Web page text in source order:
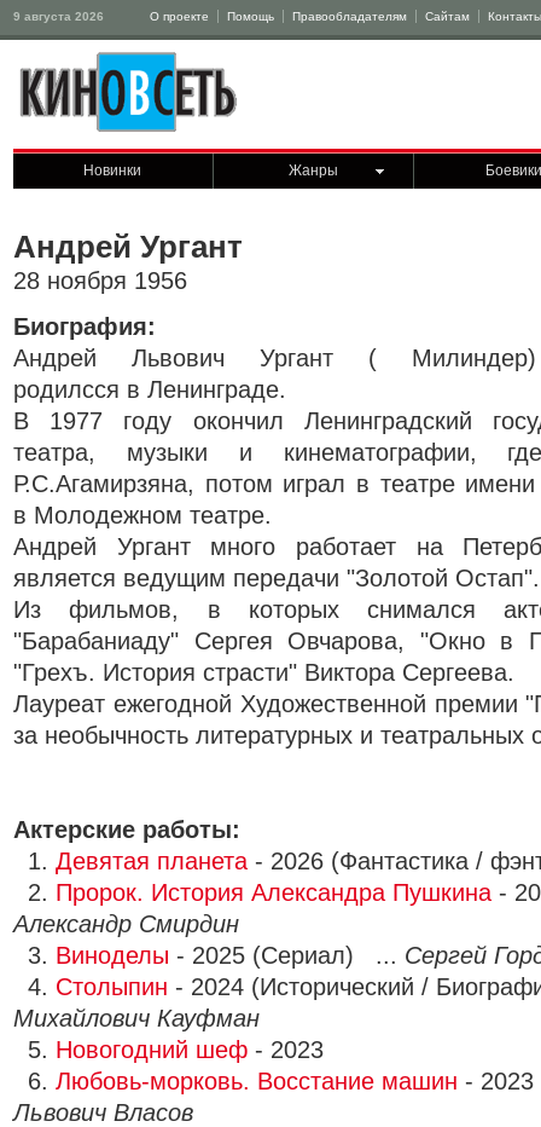
9 августа 2026 О проекте Помощь Правообладателям Сайтам Контакты
Новинки Жанры Боевики
Андрей Ургант
28 ноября 1956
Биография:
Андрей Львович Ургант ( Милиндер)
родилсся в Ленинграде.
В 1977 году окончил Ленинградский
театра, музыки и кинематографии,
Р.С.Агамирзяна, потом играл в театре
в Молодежном театре.
Андрей Ургант много работает на
является ведущим передачи "Золотой Остап".
Из фильмов, в которых снимался
"Барабаниаду" Сергея Овчарова, "Окно
"Грехъ. История страсти" Виктора Сергеева.
Лауреат ежегодной Художественной премии
за необычность литературных и театральных
Актерские работы:
1. Девятая планета - 2026 (Фантастика /
2. Пророк. История Александра Пушкина -
Александр Смирдин
3. Виноделы - 2025 (Сериал) ... Сергей
4. Столыпин - 2024 (Исторический /
Михайлович Кауфман
5. Новогодний шеф - 2023
6. Любовь-морковь. Восстание машин -
Львович Власов